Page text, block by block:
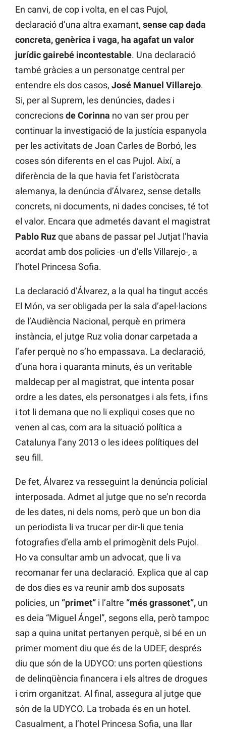
En canvi, de cop i volta, en el cas Pujol,
declaració d’una altra examant, sense cap dada
concreta, genèrica i vaga, ha agafat un valor
jurídic gairebé incontestable. Una declaració
també gràcies a un personatge central per
entendre els dos casos, José Manuel Villarejo.
Si, per al Suprem, les denúncies, dades i
concrecionsde Corinna no van ser prou per
continuar la investigació de la justícia espanyola
per les activitats de Joan Carles de Borbó, les
coses són diferents en el cas Pujol. Així, a
diferència de la que havia fet l’aristòcrata
alemanya, la denúncia d’Álvarez, sense detalls
concrets, ni documents, ni dades concises, té tot
el valor. Encara que admetés davant el magistrat
Pablo Ruzque abans de passar pel Jutjat l’havia
acordat amb dos policies -un d’ells Villarejo-, a
l’hotel Princesa Sofia.
La declaració d’Álvarez, a la qual ha tingut accés
El Món, va ser obligada per la sala d’apel·lacions
de l’Audiència Nacional, perquè en primera
instància, el jutge Ruz volia donar carpetada a
l’afer perquè no s’ho empassava. La declaració,
d’una hora i quaranta minuts, és un veritable
maldecap per al magistrat, que intenta posar
ordre a les dates, els personatges i als fets, i fins
i tot li demana que no li expliqui coses que no
venen al cas, com ara la situació política a
Catalunya l’any 2013 o les idees polítiques del
seu fill.
De fet, Álvarez va resseguint la denúncia policial
interposada. Admet al jutge que no se’n recorda
de les dates, ni dels noms, però que un bon dia
un periodista li va trucar per dir-li que tenia
fotografies d’ella amb el primogènit dels Pujol.
Ho va consultar amb un advocat, que li va
recomanar fer una declaració. Explica que al cap
de dos dies es va reunir amb dos suposats
policies, un “primet” i l’altre “més grassonet”, un
es deia “Miguel Ángel”, segons ella, però tampoc
sap a quina unitat pertanyen perquè, si bé en un
primer moment diu que és de la UDEF, després
diu que són de la UDYCO: uns porten qüestions
de delinqüència financera i els altres de drogues
i crim organitzat. Al final, assegura al jutge que
són de la UDYCO. La trobada és en un hotel.
Casualment, a l’hotel Princesa Sofia, una llar